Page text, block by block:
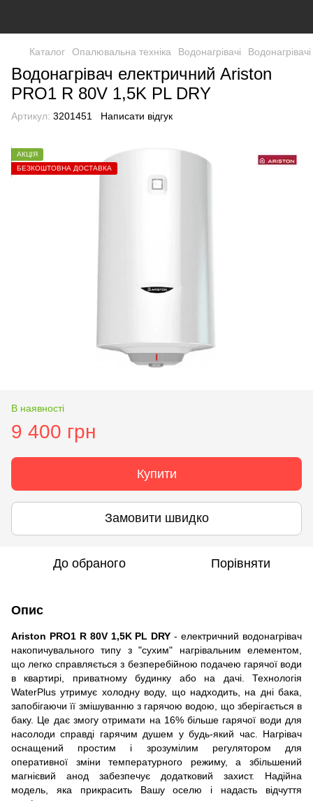
Каталог Опалювальна техніка Водонагрівачі
Водонагрівач електричний Ariston
PRO1 R 80V 1,5K PL DRY
Артикул: 3201451 Написати відгук
АКЦІЯ
БЕЗКОШТОВНА ДОСТАВКА
В наявності
9 400 грн
Купити
Замовити швидко
До обраного Порівняти
Опис
Ariston PRO1 R 80V 1,5K PL DRY- електричний водонагрівач
накопичувального типу з "сухим" нагрівальним елементом,
що легко справляється з безперебійною подачею гарячої води
в квартирі, приватному будинку або на дачі. Технологія
WaterPlus утримує холодну воду, що надходить, на дні бака,
запобігаючи її змішуванню з гарячою водою, що зберігається в
баку. Це дає змогу отримати на 16% більше гарячої води для
насолоди справді гарячим душем у будь-який час. Нагрівач
оснащений простим і зрозумілим регулятором для
оперативної зміни температурного режиму, а збільшений
магнієвий анод забезпечує додатковий захист. Надійна
модель, яка прикрасить Вашу оселю і надасть відчуття